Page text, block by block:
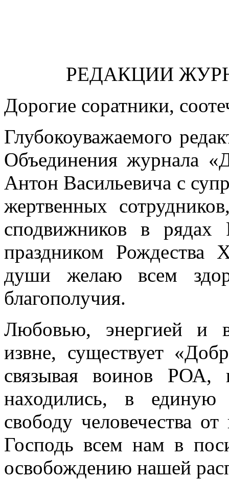
РЕДАКЦИИ
Дорогие соратники,
Глубокоуважаемого
Объединения жур­нала
Антон Васильевича с
жертвенных
сподвижников в рядах
праздником
души желаю всем
благополучия.
Любовью, энергией и
извне, существует
связывая воинов
находились, в
свободу человечества
Господь всем нам в
освобождению нашей